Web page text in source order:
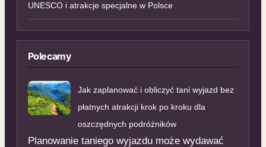
UNESCO i atrakcje specjalne w Polsce
Polecamy
Jak zaplanować i obliczyć tani wyjazd bez
płatnych atrakcji krok po kroku dla
oszczędnych podróżników
Planowanie taniego wyjazdu może wydawać